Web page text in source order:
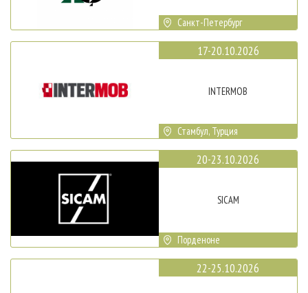
Санкт-Петербург
17-20.10.2026
INTERMOB
Стамбул, Турция
20-23.10.2026
SICAM
Порденоне
22-25.10.2026